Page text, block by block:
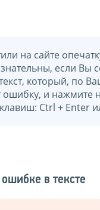
на сайте
если Вы
который, по
ошибку, и нажмите
Ctrl + Enter
в тексте